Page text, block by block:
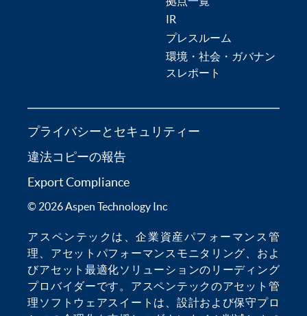
IR
プレスルーム
環境・社会・ガバナン
スレポート
プライバシーとセキュリティー
違法コピーの報告
Export Compliance
© 2026 Aspen Technology Inc
アスペンテックは、企業資産パフォーマンス管
理
アセットパフォーマンスモニタリング 、およ
びアセット最適化ソリューションのリーディング
プロバイダーです。アスペンテックのアセット管
理ソフトウェアスイートは、設計および保守プロ